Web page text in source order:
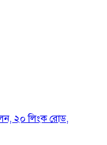
২০ লিংক রোড,